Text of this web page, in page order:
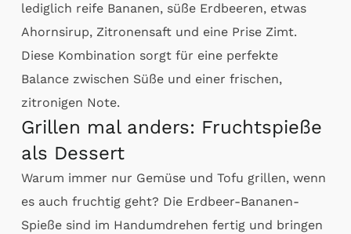
lediglich reife Bananen, süße Erdbeeren, etwas
Ahornsirup, Zitronensaft und eine Prise Zimt.
Diese Kombination sorgt für eine perfekte
Balance zwischen Süße und einer frischen,
zitronigen Note.
Grillen mal anders: Fruchtspieße
als Dessert
Warum immer nur Gemüse und Tofu grillen, wenn
es auch fruchtig geht? Die Erdbeer-Bananen-
Spieße sind im Handumdrehen fertig und bringen